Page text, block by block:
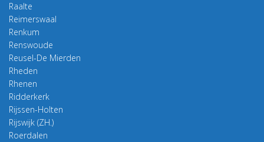
Raalte
Reimerswaal
Renkum
Renswoude
Reusel-De Mierden
Rheden
Rhenen
Ridderkerk
Rijssen-Holten
Rijswijk (ZH.)
Roerdalen